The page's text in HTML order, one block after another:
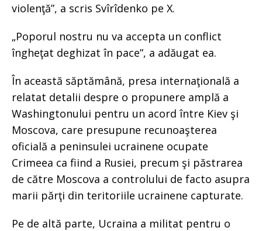
violenţă”, a scris Svîrîdenko pe X.
„Poporul nostru nu va accepta un conflict
îngheţat deghizat în pace”, a adăugat ea.
În această săptămână, presa internaţională a
relatat detalii despre o propunere amplă a
Washingtonului pentru un acord între Kiev şi
Moscova, care presupune recunoaşterea
oficială a peninsulei ucrainene ocupate
Crimeea ca fiind a Rusiei, precum şi păstrarea
de către Moscova a controlului de facto asupra
marii părţi din teritoriile ucrainene capturate.
Pe de altă parte, Ucraina a militat pentru o